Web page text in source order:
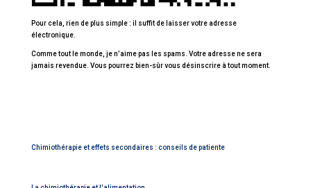
Pour cela, rien de plus simple : il suffit de laisser votre adresse
électronique.
Comme tout le monde, je n’aime pas les spams. Votre adresse ne sera
jamais revendue. Vous pourrez bien-sûr vous désinscrire à tout moment.
Chimiothérapie et effets secondaires : conseils de patiente